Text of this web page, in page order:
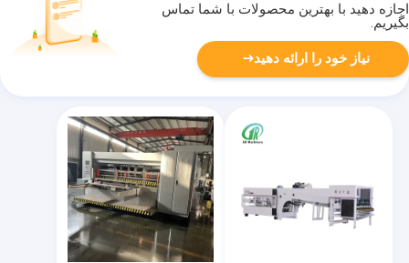
اجازه دهید با بهترین محصولات با شما تماس
بگیریم.
نیاز خود را ارائه دهید